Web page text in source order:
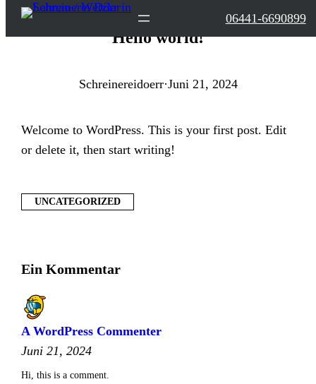
Zum
Inhalt
06441-6690899
Hello world!
Schreinereidoerr·Juni 21, 2024
Welcome to WordPress. This is your first post. Edit
or delete it, then start writing!
UNCATEGORIZED
Ein Kommentar
A WordPress Commenter
Juni 21, 2024
Hi, this is a comment.